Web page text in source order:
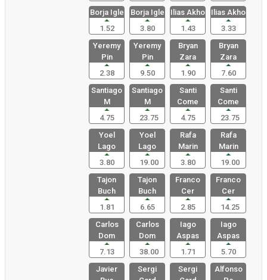
Borja Igle
1.52
Borja Igle
3.80
Ilias Akho
1.43
Ilias Akho
3.33
Yeremy
Pin
2.38
Yeremy
Pin
9.50
Bryan
Zara
1.90
Bryan
Zara
7.60
Santiago
M
4.75
Santiago
M
23.75
Santi
Come
4.75
Santi
Come
23.75
Yoel
Lago
3.80
Yoel
Lago
19.00
Rafa
Marin
3.80
Rafa
Marin
19.00
Tajon
Buch
1.81
Tajon
Buch
6.65
Franco
Cer
2.85
Franco
Cer
14.25
Carlos
Dom
7.13
Carlos
Dom
38.00
Iago
Aspas
1.71
Iago
Aspas
5.70
Javier
Sergi
Sergi
Alfonso